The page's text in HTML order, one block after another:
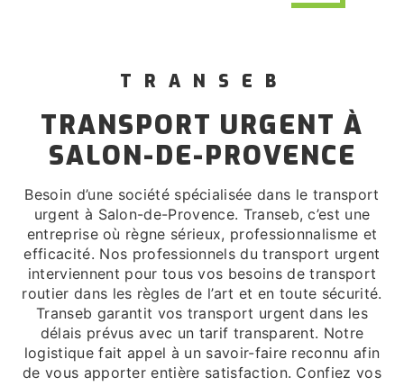
TRANSEB
TRANSPORT URGENT À
SALON-DE-PROVENCE
Besoin d’une société spécialisée dans le transport
urgent à Salon-de-Provence. Transeb, c’est une
entreprise où règne sérieux, professionnalisme et
efficacité. Nos professionnels du transport urgent
interviennent pour tous vos besoins de transport
routier dans les règles de l’art et en toute sécurité.
Transeb garantit vos transport urgent dans les
délais prévus avec un tarif transparent. Notre
logistique fait appel à un savoir-faire reconnu afin
de vous apporter entière satisfaction. Confiez vos